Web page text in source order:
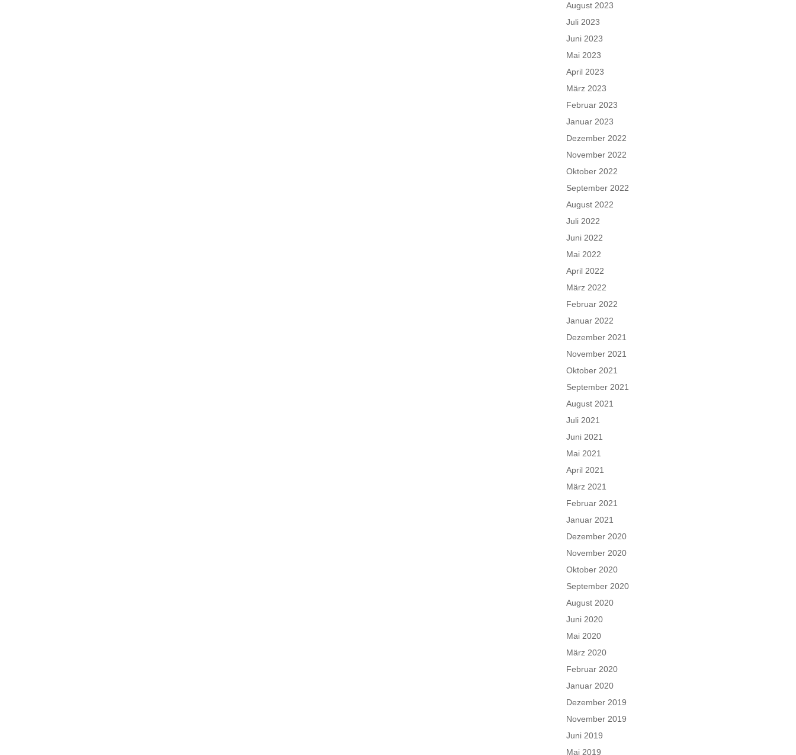
August 2023
Juli 2023
Juni 2023
Mai 2023
April 2023
März 2023
Februar 2023
Januar 2023
Dezember 2022
November 2022
Oktober 2022
September 2022
August 2022
Juli 2022
Juni 2022
Mai 2022
April 2022
März 2022
Februar 2022
Januar 2022
Dezember 2021
November 2021
Oktober 2021
September 2021
August 2021
Juli 2021
Juni 2021
Mai 2021
April 2021
März 2021
Februar 2021
Januar 2021
Dezember 2020
November 2020
Oktober 2020
September 2020
August 2020
Juni 2020
Mai 2020
März 2020
Februar 2020
Januar 2020
Dezember 2019
November 2019
Juni 2019
Mai 2019